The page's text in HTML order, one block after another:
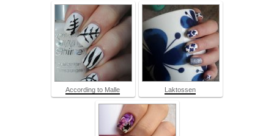
According to Malle Laktossen